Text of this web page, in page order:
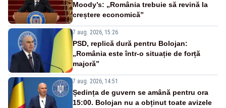
Moody’s: „România trebuie să revină la
creștere economică”
7 aug. 2026, 15:26
PSD, replică dură pentru Bolojan:
„România este într-o situație de forță
majoră”
7 aug. 2026, 14:51
Ședința de guvern se amână pentru ora
15:00. Bolojan nu a obținut toate avizele